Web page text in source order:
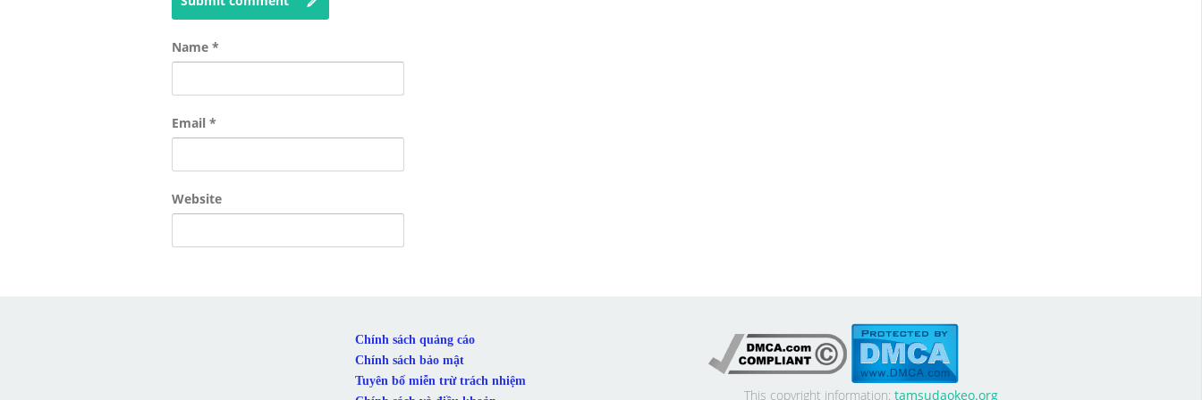
Name *
Email *
Website
Chính sách quảng cáo
Chính sách bảo mật
Tuyên bố miễn trừ trách nhiệm
This copyright information: tamsudaokeo.org